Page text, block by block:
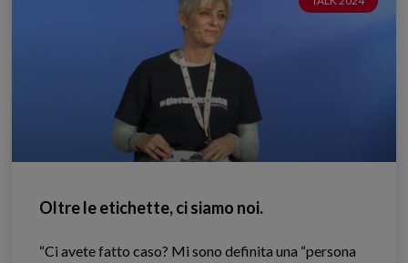
Oltre le etichette, ci siamo noi.
“Ci avete fatto caso? Mi sono definita una “persona